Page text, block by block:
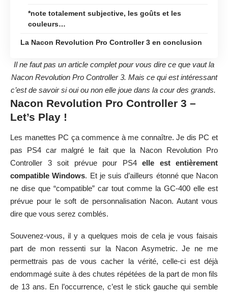
*note totalement subjective, les goûts et les
couleurs…
La Nacon Revolution Pro Controller 3 en conclusion
Il ne faut pas un article complet pour vous dire ce que vaut la
Nacon Revolution Pro Controller 3. Mais ce qui est intéressant
c’est de savoir si oui ou non elle joue dans la cour des grands.
Nacon Revolution Pro Controller 3 –
Let’s Play !
Les manettes PC ça commence à me connaître. Je dis PC et
pas PS4 car malgré le fait que la Nacon Revolution Pro
Controller 3 soit prévue pour PS4 elle est entièrement
compatible Windows. Et je suis d’ailleurs étonné que Nacon
ne dise que “compatible” car tout comme la GC-400 elle est
prévue pour le soft de personnalisation Nacon. Autant vous
dire que vous serez comblés.
Souvenez-vous, il y a quelques mois de cela je vous faisais
part de mon ressenti sur la Nacon Asymetric. Je ne me
permettrais pas de vous cacher la vérité, celle-ci est déjà
endommagé suite à des chutes répétées de la part de mon fils
de 13 ans. En l’occurrence, c’est le stick gauche qui semble